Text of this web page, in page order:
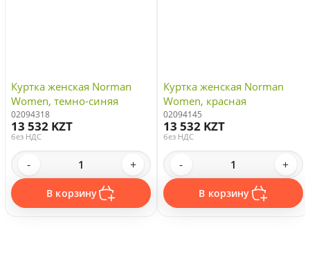
Куртка женская Norman
Women, темно-синяя
02094318
13 532 KZT
без НДС
- +
В корзину
Куртка женская Norman
Women, красная
02094145
13 532 KZT
без НДС
- +
В корзину